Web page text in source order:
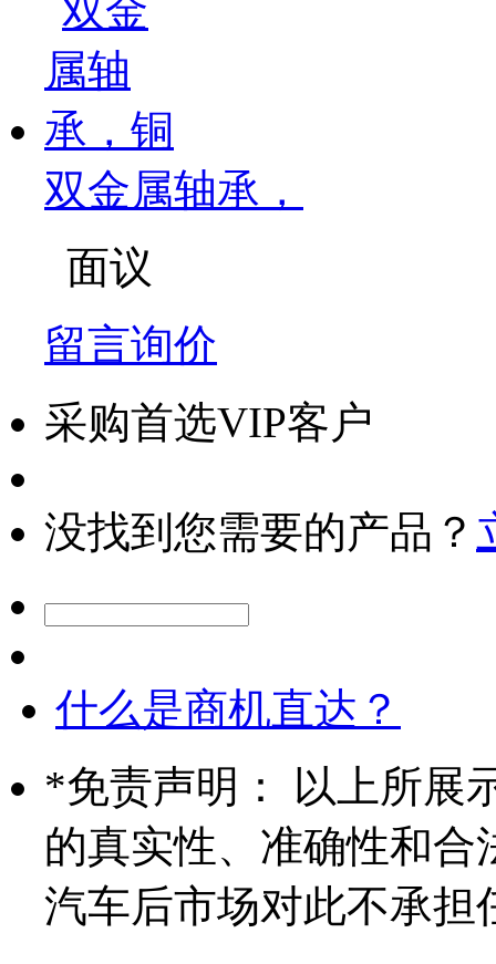
双金属轴承，
面议
留言询价
采购首选VIP客户
没找到您需要的产品？
什么是商机直达？
*免责声明： 以上所展
的真实性、准确性和合
汽车后市场对此不承担